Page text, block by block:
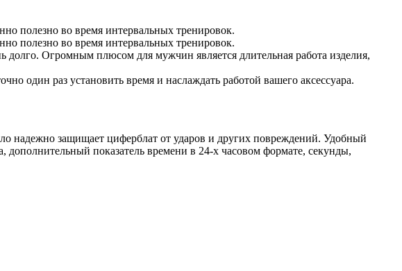
полезно во время интервальных тренировок.
полезно во время интервальных тренировок.
долго. Огромным плюсом для мужчин является длительная работа изделия,
один раз установить время и наслаждать работой вашего аксессуара.
надежно защищает циферблат от ударов и других повреждений. Удобный
показатель времени в 24-х часовом формате, секунды,